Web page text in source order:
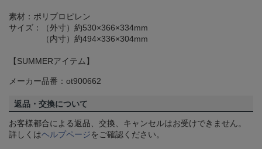
素材：ポリプロピレン
サイズ：（外寸）約530×366×334mm
（内寸）約494×336×304mm
【SUMMERアイテム】
メーカー品番：ot900662
返品・交換について
お客様都合による返品、交換、キャンセルはお受けできません。
詳しくはヘルプページをご確認ください。